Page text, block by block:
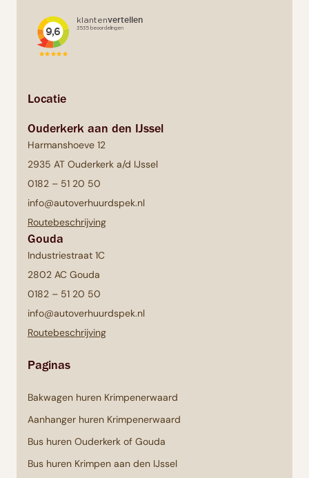
Locatie
Ouderkerk aan den IJssel
Harmanshoeve 12
2935 AT Ouderkerk a/d IJssel
0182 – 51 20 50
info@autoverhuurdspek.nl
Routebeschrijving
Gouda
Industriestraat 1C
2802 AC Gouda
0182 – 51 20 50
info@autoverhuurdspek.nl
Routebeschrijving
Paginas
Bakwagen huren Krimpenerwaard
Aanhanger huren Krimpenerwaard
Bus huren Ouderkerk of Gouda
Bus huren Krimpen aan den IJssel